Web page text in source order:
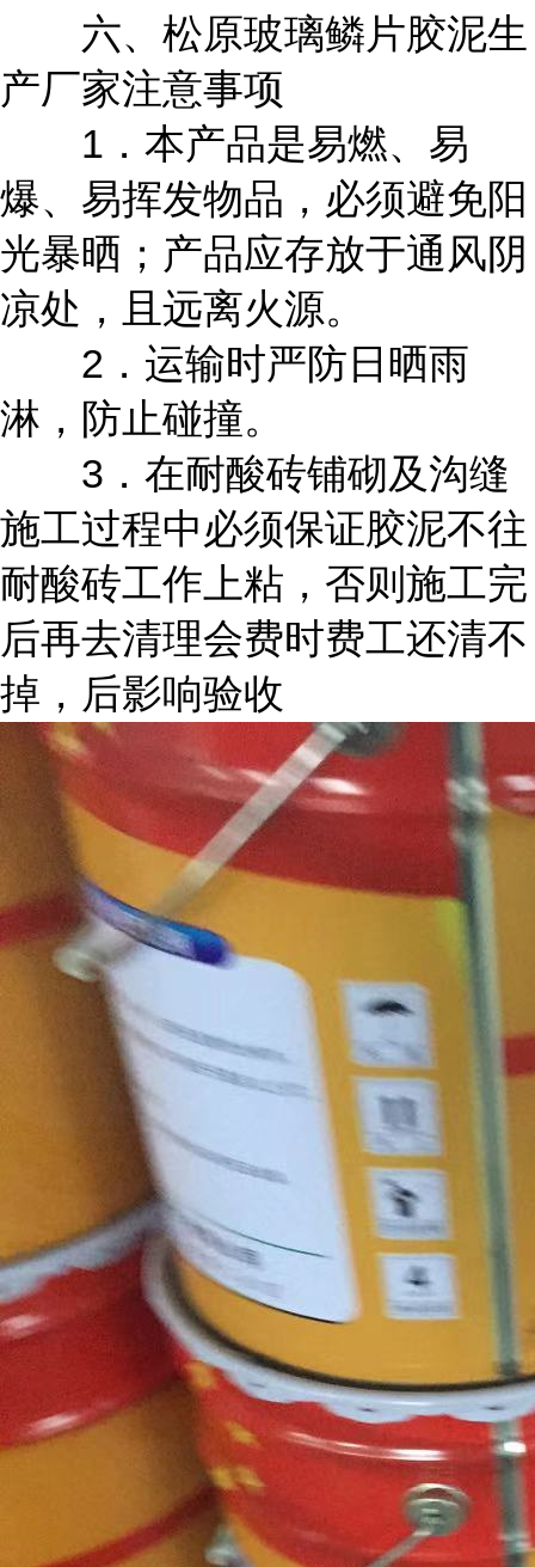
六、松原玻璃鳞片胶泥生
产厂家注意事项
1．本产品是易燃、易
爆、易挥发物品，必须避免阳
光暴晒；产品应存放于通风阴
凉处，且远离火源。
2．运输时严防日晒雨
淋，防止碰撞。
3．在耐酸砖铺砌及沟缝
施工过程中必须保证胶泥不往
耐酸砖工作上粘，否则施工完
后再去清理会费时费工还清不
掉，后影响验收